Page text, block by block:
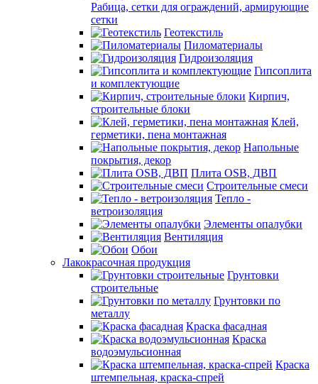
Рабица, сетки для ограждений, армирующие
сетки
Геотекстиль
Пиломатериалы
Гидроизоляция
Гипсоплита
и комплектующие
Кирпич,
строительные блоки
Клей,
герметики, пена монтажная
Напольные
покрытия, декор
Плита OSB, ДВП
Строительные смеси
Тепло -
ветроизоляция
Элементы опалубки
Вентиляция
Обои
Лакокрасочная продукция
Грунтовки
строительные
Грунтовки по
металлу
Краска фасадная
Краска
водоэмульсионная
Краска
штемпельная, краска-спрей